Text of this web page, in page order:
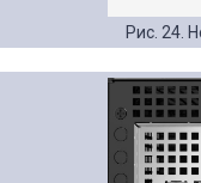
Рис. 24.